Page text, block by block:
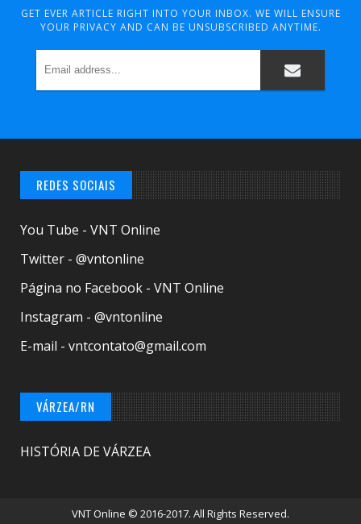
GET EVER ARTICLE RIGHT INTO YOUR INBOX. WE WILL ENSURE
YOUR PRIVACY AND CAN BE UNSUBSCRIBED ANYTIME.
REDES SOCIAIS
You Tube - VNT Online
Twitter - @vntonline
Página no Facebook - VNT Online
Instagram - @vntonline
E-mail - vntcontato@gmail.com
VÁRZEA/RN
HISTÓRIA DE VÁRZEA
VNT Online © 2016-2017. All Rights Reserved.